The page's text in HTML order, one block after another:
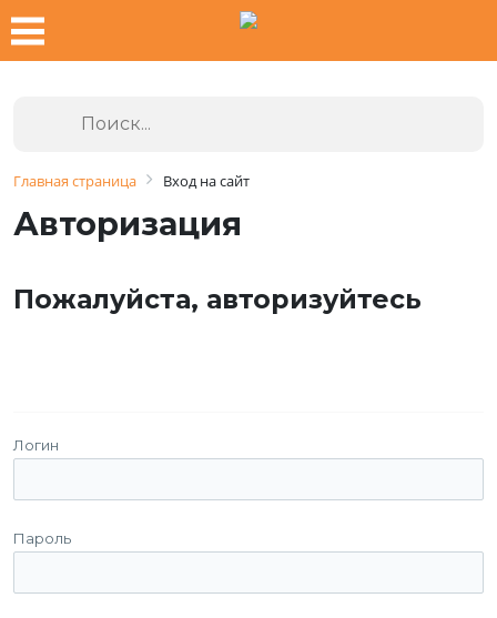
Главная страница Вход на сайт
Авторизация
Пожалуйста, авторизуйтесь
Логин
Пароль